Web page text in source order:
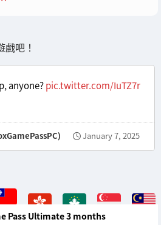
吧！
anyone?pic.twitter.com/IuTZ7r
January 7, 2025
Pass Ultimate 3 months